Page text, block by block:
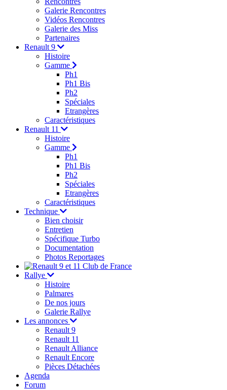
Galerie Rencontres
Vidéos Rencontres
Galerie des Miss
Partenaires
Renault 9
Histoire
Gamme
Ph1
Ph1 Bis
Ph2
Spéciales
Etrangères
Caractéristiques
Renault 11
Histoire
Gamme
Ph1
Ph1 Bis
Ph2
Spéciales
Etrangères
Caractéristiques
Technique
Bien choisir
Entretien
Spécifique Turbo
Documentation
Photos Reportages
Rallye
Histoire
Palmares
De nos jours
Galerie Rallye
Les annonces
Renault 9
Renault 11
Renault Alliance
Renault Encore
Pièces Détachées
Agenda
Forum